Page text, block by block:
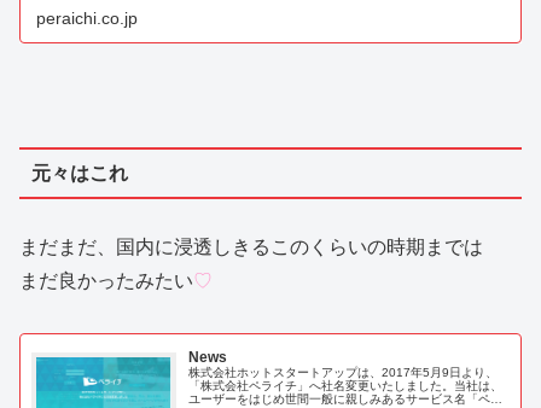
peraichi.co.jp
元々はこれ
まだまだ、国内に浸透しきるこのくらいの時期までは
まだ良かったみたい♡
News
株式会社ホットスタートアップは、2017年5月9日より、
「株式会社ペライチ」へ社名変更いたしました。当社は、
ユーザーをはじめ世間一般に親しみあるサービス名「ペラ